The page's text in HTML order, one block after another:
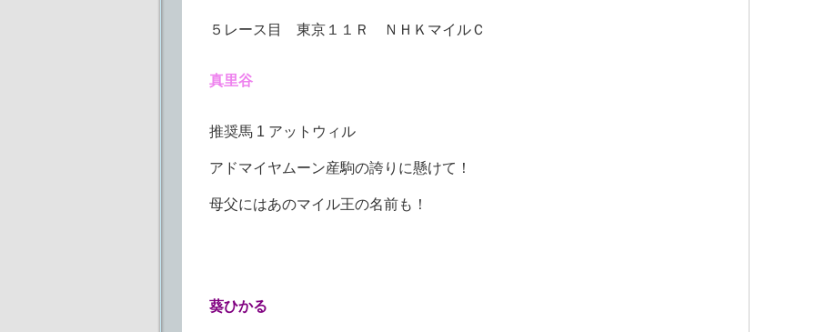
５レース目 東京１１Ｒ ＮＨＫマイルＣ
真里谷
推奨馬 1 アットウィル
アドマイヤムーン産駒の誇りに懸けて！
母父にはあのマイル王の名前も！
葵ひかる